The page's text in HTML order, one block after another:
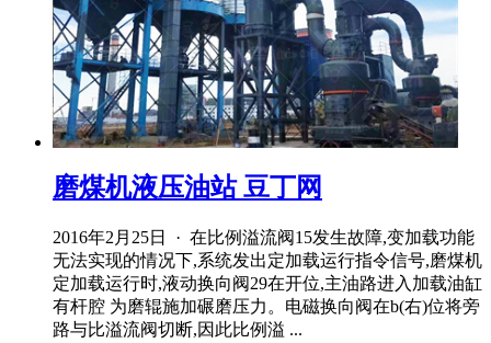
磨煤机液压油站 豆丁网
2016年2月25日 · 在比例溢流阀15发生故障,变加载功能
无法实现的情况下,系统发出定加载运行指令信号,磨煤机
定加载运行时,液动换向阀29在开位,主油路进入加载油缸
有杆腔 为磨辊施加碾磨压力。电磁换向阀在b(右)位将旁
路与比溢流阀切断,因此比例溢 ...